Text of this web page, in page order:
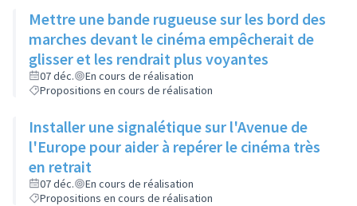
Mettre une bande rugueuse sur les bord des
marches devant le cinéma empêcherait de
glisser et les rendrait plus voyantes
07 déc.
En cours de réalisation
Propositions en cours de réalisation
Installer une signalétique sur l'Avenue de
l'Europe pour aider à repérer le cinéma très
en retrait
07 déc.
En cours de réalisation
Propositions en cours de réalisation